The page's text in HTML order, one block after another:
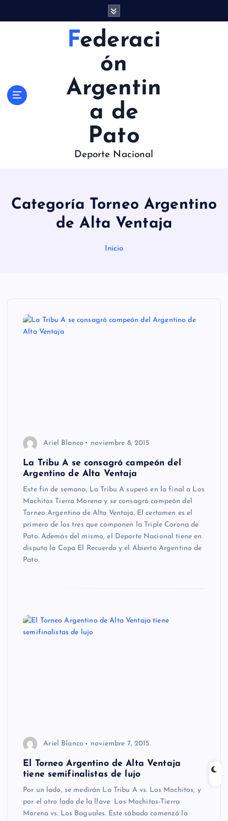
Federaci
ón
Argentin
a de
Pato
Deporte Nacional
Categoría Torneo Argentino
de Alta Ventaja
Inicio
Ariel Blanco noviembre 8, 2015
La Tribu A se consagró campeón del
Argentino de Alta Ventaja
Este fin de semana, La Tribu A superó en la final a Los
Mochitos Tierra Morena y se consagró campeón del
Torneo Argentino de Alta Ventaja. El certamen es el
primero de los tres que componen la Triple Corona de
Pato. Además del mismo, el Deporte Nacional tiene en
disputa la Copa El Recuerdo y el Abierto Argentino de
Pato.
Ariel Blanco noviembre 7, 2015
El Torneo Argentino de Alta Ventaja
tiene semifinalistas de lujo
Por un lado, se medirán La Tribu A vs. Los Mochitos, y
por el otro lado de la llave Los Mochitos-Tierra
Morena vs. Los Baguales. Este sábado comenzó lo